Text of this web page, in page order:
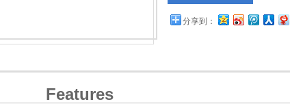
*Active PFC Meets EN61000-3-2
分享到：
Features